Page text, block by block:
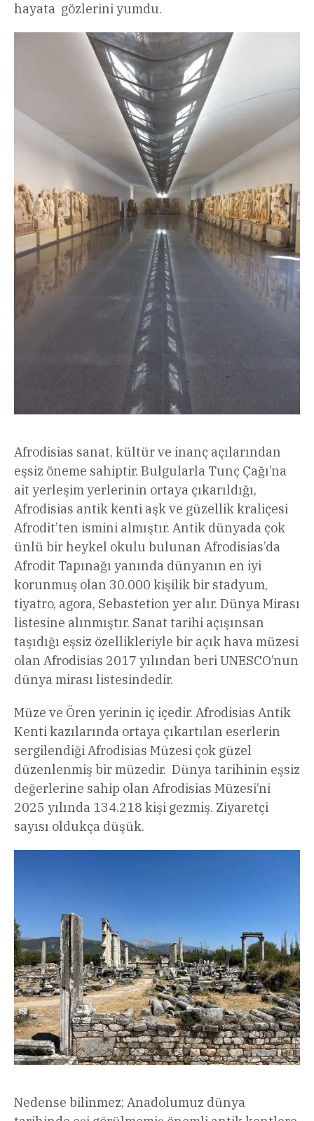
hayata gözlerini yumdu.
Afrodisias sanat, kültür ve inanç açılarından
eşsiz öneme sahiptir. Bulgularla Tunç Çağı’na
ait yerleşim yerlerinin ortaya çıkarıldığı,
Afrodisias antik kenti aşk ve güzellik kraliçesi
Afrodit’ten ismini almıştır. Antik dünyada çok
ünlü bir heykel okulu bulunan Afrodisias’da
Afrodit Tapınağı yanında dünyanın en iyi
korunmuş olan 30.000 kişilik bir stadyum,
tiyatro, agora, Sebastetion yer alır. Dünya Mirası
listesine alınmıştır. Sanat tarihi açışınsan
taşıdığı eşsiz özellikleriyle bir açık hava müzesi
olan Afrodisias 2017 yılından beri UNESCO’nun
dünya mirası listesindedir.
Müze ve Ören yerinin iç içedir. Afrodisias Antik
Kenti kazılarında ortaya çıkartılan eserlerin
sergilendiği Afrodisias Müzesi çok güzel
düzenlenmiş bir müzedir. Dünya tarihinin eşsiz
değerlerine sahip olan Afrodisias Müzesi’ni
2025 yılında 134.218 kişi gezmiş. Ziyaretçi
sayısı oldukça düşük.
Nedense bilinmez; Anadolumuz dünya